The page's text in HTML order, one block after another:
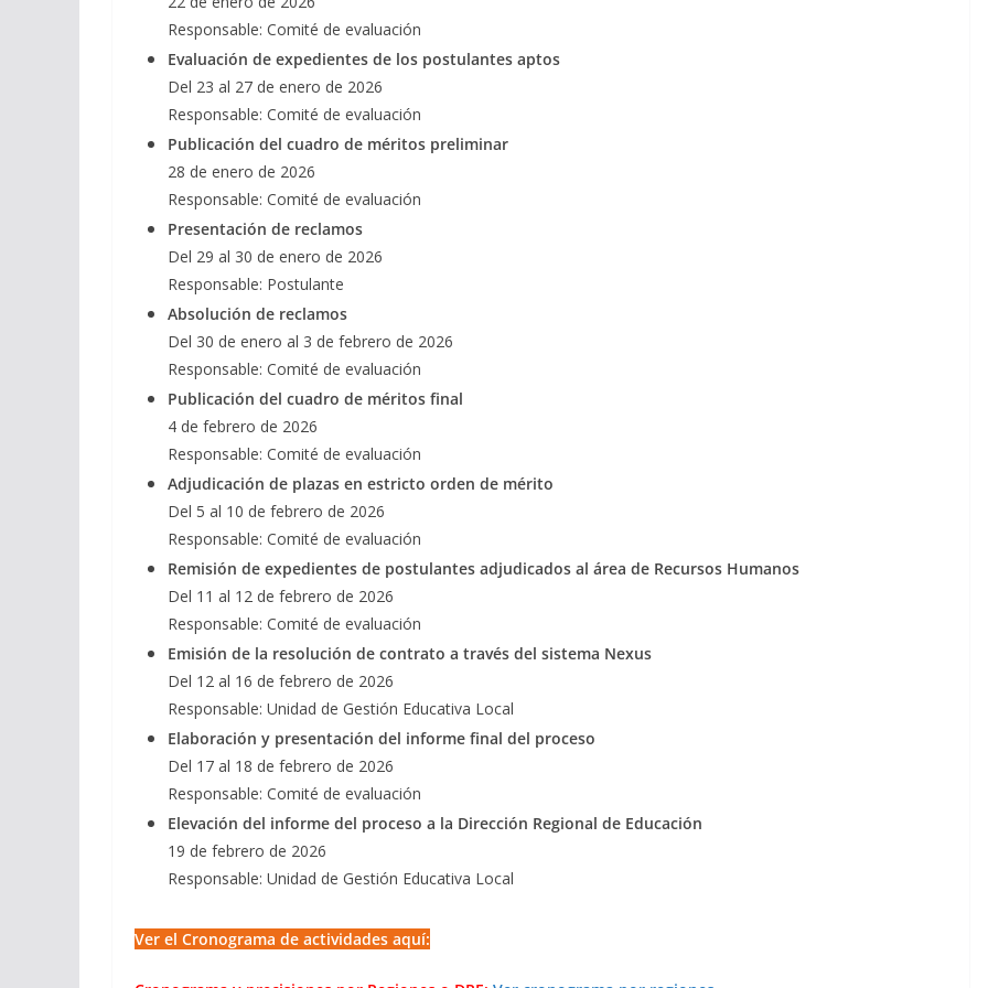
Responsable: Comité de evaluación
Evaluación de expedientes de los postulantes aptos
Del 23 al 27 de enero de 2026
Responsable: Comité de evaluación
Publicación del cuadro de méritos preliminar
28 de enero de 2026
Responsable: Comité de evaluación
Presentación de reclamos
Del 29 al 30 de enero de 2026
Responsable: Postulante
Absolución de reclamos
Del 30 de enero al 3 de febrero de 2026
Responsable: Comité de evaluación
Publicación del cuadro de méritos final
4 de febrero de 2026
Responsable: Comité de evaluación
Adjudicación de plazas en estricto orden de mérito
Del 5 al 10 de febrero de 2026
Responsable: Comité de evaluación
Remisión de expedientes de postulantes adjudicados al área de Recursos Humanos
Del 11 al 12 de febrero de 2026
Responsable: Comité de evaluación
Emisión de la resolución de contrato a través del sistema Nexus
Del 12 al 16 de febrero de 2026
Responsable: Unidad de Gestión Educativa Local
Elaboración y presentación del informe final del proceso
Del 17 al 18 de febrero de 2026
Responsable: Comité de evaluación
Elevación del informe del proceso a la Dirección Regional de Educación
19 de febrero de 2026
Responsable: Unidad de Gestión Educativa Local
Ver el Cronograma de actividades aquí: